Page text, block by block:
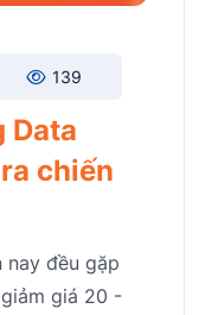
139
Data
chiến
nay đều gặp
giá 20 -